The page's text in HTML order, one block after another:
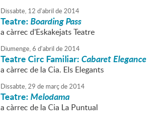
Dissabte, 12 d'abril de2014
Teatre:Boarding Pass
a càrrec d'Eskakejats Teatre
Diumenge,6 d'abril de2014
Teatre Circ Familiar:Cabaret Elegance
a càrrec de la Cia. Els Elegants
Dissabte,29 de marçde2014
Teatre:Melodama
a càrrec de la Cia La Puntual